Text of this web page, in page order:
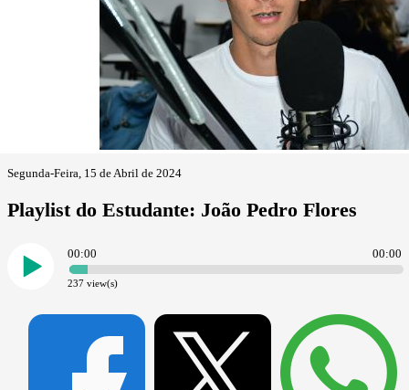
Segunda-Feira, 15 de Abril de 2024
Playlist do Estudante: João Pedro Flores
00:00 00:00
237view(s)